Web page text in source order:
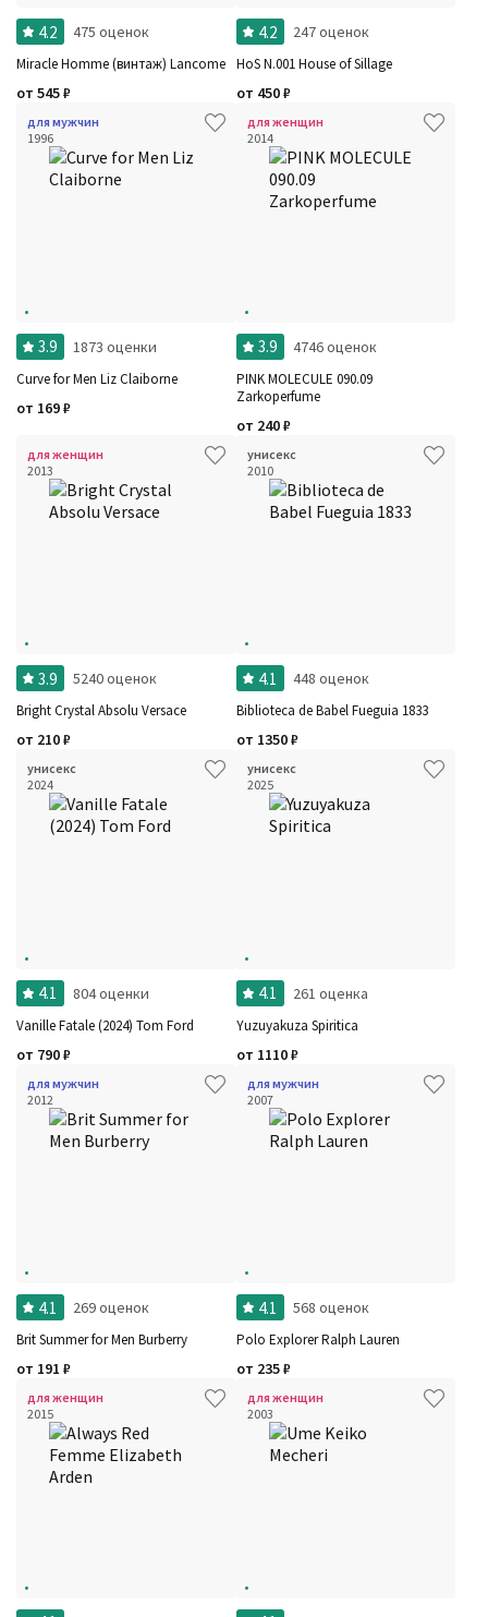
4.2 475 оценок
Miracle Homme (винтаж) Lancome
от 545₽
4.2 247 оценок
HoS N.001 House of Sillage
от 450₽
для мужчин
1996
3.9 1873 оценки
Curve for Men Liz Claiborne
от 169₽
для женщин
2014
3.9 4746 оценок
PINK MOLECULE 090.09
Zarkoperfume
от 240₽
для женщин
2013
3.9 5240 оценок
Bright Crystal Absolu Versace
от 210₽
унисекс
2010
4.1 448 оценок
Biblioteca de Babel Fueguia 1833
от 1350₽
унисекс
2024
4.1 804 оценки
Vanille Fatale (2024) Tom Ford
от 790₽
унисекс
2025
4.1 261 оценка
Yuzuyakuza Spiritica
от 1110₽
для мужчин
2012
4.1 269 оценок
Brit Summer for Men Burberry
от 191 ₽
для мужчин
2007
4.1 568 оценок
Polo Explorer Ralph Lauren
от 235₽
для женщин
2015
для женщин
2003